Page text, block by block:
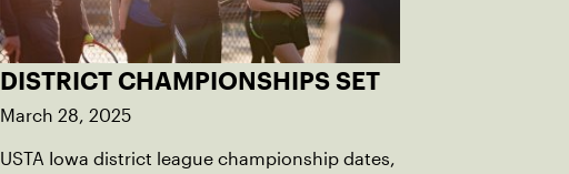
DISTRICT CHAMPIONSHIPS SET
March 28, 2025
USTA Iowa district league championship dates,